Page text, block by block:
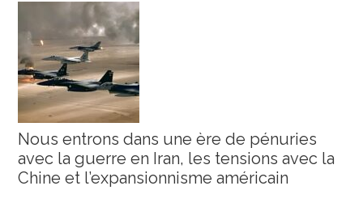
Nous entrons dans une ère de pénuries
avec la guerre en Iran, les tensions avec la
Chine et l’expansionnisme américain